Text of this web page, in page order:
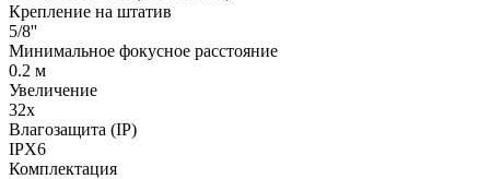
Крепление на штатив
5/8''
Минимальное фокусное расстояние
0.2 м
Увеличение
32х
Влагозащита (IP)
IPX6
Комплектация